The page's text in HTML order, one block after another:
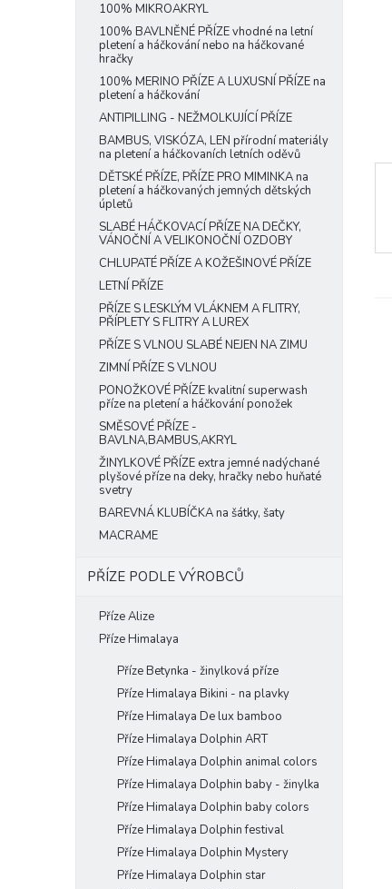
100% MIKROAKRYL
100% BAVLNĚNÉ PŘÍZE vhodné na letní
pletení a háčkování nebo na háčkované
hračky
100% MERINO PŘÍZE A LUXUSNÍ PŘÍZE na
pletení a háčkování
ANTIPILLING - NEŽMOLKUJÍCÍ PŘÍZE
BAMBUS, VISKÓZA, LEN přírodní materiály
na pletení a háčkovaních letních oděvů
DĚTSKÉ PŘÍZE, PŘÍZE PRO MIMINKA na
pletení a háčkovaných jemných dětských
úpletů
SLABÉ HÁČKOVACÍ PŘÍZE NA DEČKY,
VÁNOČNÍ A VELIKONOČNÍ OZDOBY
CHLUPATÉ PŘÍZE A KOŽEŠINOVÉ PŘÍZE
LETNÍ PŘÍZE
PŘÍZE S LESKLÝM VLÁKNEM A FLITRY,
PŘÍPLETY S FLITRY A LUREX
PŘÍZE S VLNOU SLABÉ NEJEN NA ZIMU
ZIMNÍ PŘÍZE S VLNOU
PONOŽKOVÉ PŘÍZE kvalitní superwash
příze na pletení a háčkování ponožek
SMĚSOVÉ PŘÍZE -
BAVLNA,BAMBUS,AKRYL
ŽINYLKOVÉ PŘÍZE extra jemné nadýchané
plyšové příze na deky, hračky nebo huňaté
svetry
BAREVNÁ KLUBÍČKA na šátky, šaty
MACRAME
PŘÍZE PODLE VÝROBCŮ
Příze Alize
Příze Himalaya
Příze Betynka - žinylková příze
Příze Himalaya Bikini - na plavky
Příze Himalaya De lux bamboo
Příze Himalaya Dolphin ART
Příze Himalaya Dolphin animal colors
Příze Himalaya Dolphin baby - žinylka
Příze Himalaya Dolphin baby colors
Příze Himalaya Dolphin festival
Příze Himalaya Dolphin Mystery
Příze Himalaya Dolphin star